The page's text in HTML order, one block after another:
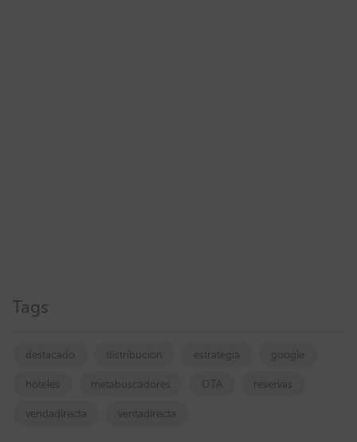
Tags
destacado distribucion estrategia google
hoteles metabuscadores OTA reservas
vendadirecta ventadirecta